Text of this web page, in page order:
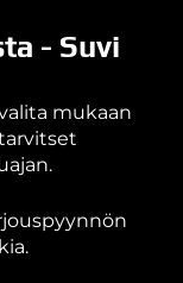
- Suvi
mukaan